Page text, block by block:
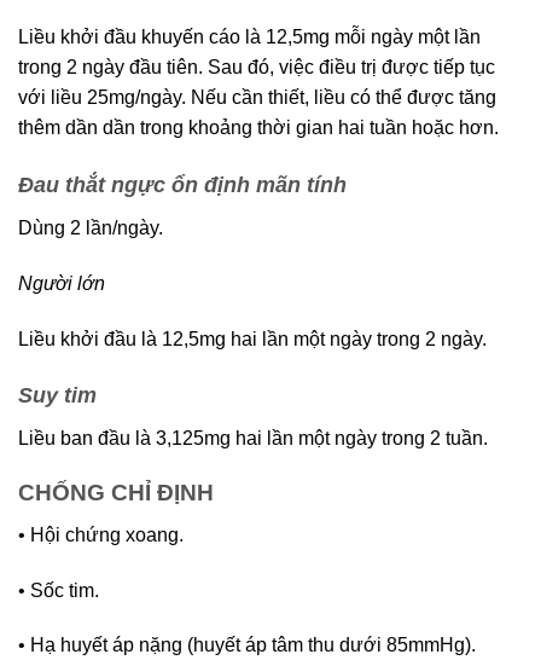
Liều khởi đầu khuyến cáo là 12,5mg mỗi ngày một lần
trong 2 ngày đầu tiên. Sau đó, việc điều trị được tiếp tục
với liều 25mg/ngày. Nếu cần thiết, liều có thể được tăng
thêm dần dần trong khoảng thời gian hai tuần hoặc hơn.
Đau thắt ngực ổn định mãn tính
Dùng 2 lần/ngày.
Người lớn
Liều khởi đầu là 12,5mg hai lần một ngày trong 2 ngày.
Suy tim
Liều ban đầu là 3,125mg hai lần một ngày trong 2 tuần.
CHỐNG CHỈ ĐỊNH
• Hội chứng xoang.
• Sốc tim.
• Hạ huyết áp nặng (huyết áp tâm thu dưới 85mmHg).